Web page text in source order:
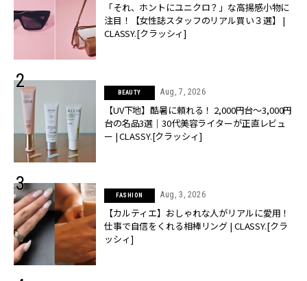
「それ、ホントにユニクロ？」な高揚感小物に
注目！【女性誌スタッフのリアル買い３選】 |
CLASSY.[クラッシィ]
BEAUTY Aug, 7, 2026
【UV下地】酷暑に頼れる！ 2,000円台〜3,000円
台の名品3選｜30代美容ライターが正直レビュ
ー | CLASSY.[クラッシィ]
FASHION Aug, 3, 2026
【カルティエ】おしゃれな人がリアルに愛用！
仕事で自信をくれる相棒リング | CLASSY.[クラ
ッシィ]